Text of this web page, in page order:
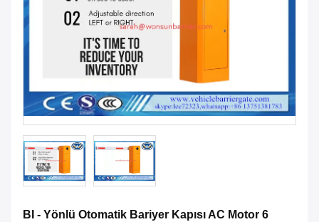
BI - Yönlü Otomatik Bariyer Kapısı AC Motor 6